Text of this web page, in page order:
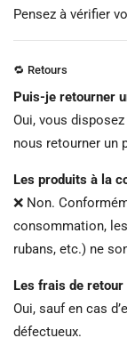
Pensez à vérifier
🔁 Retours
Puis-je retourner
Oui, vous
nous retourner un
Les produits à la
❌ Non.
consommation,
rubans, etc.) ne
Les frais de
Oui, sauf en cas
défectueux.